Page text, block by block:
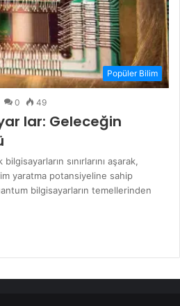
Popüler Bilim
0 49
lar: Geleceğin
sınırlarını aşarak,
yaratma potansiyeline sahip
bilgisayarların temellerinden